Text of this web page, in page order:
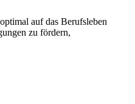
auf das Berufsleben
zu fördern,